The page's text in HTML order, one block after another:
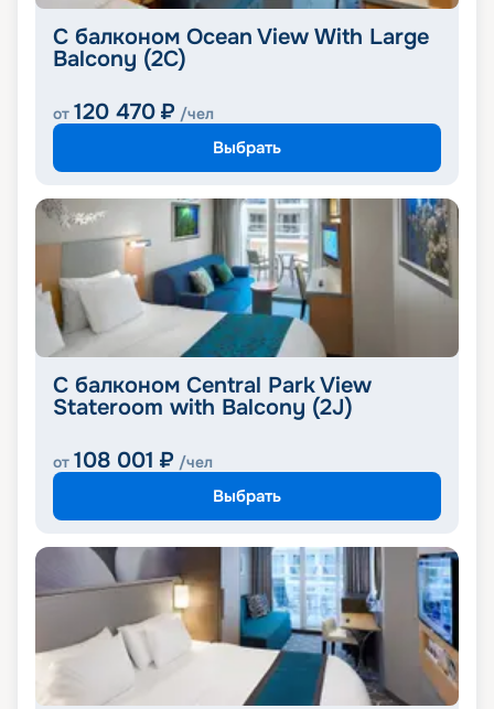
С балконом Ocean View With Large
Balcony (2C)
от 120 470 ₽ /чел
Выбрать
С балконом Central Park View
Stateroom with Balcony (2J)
от 108 001 ₽ /чел
Выбрать